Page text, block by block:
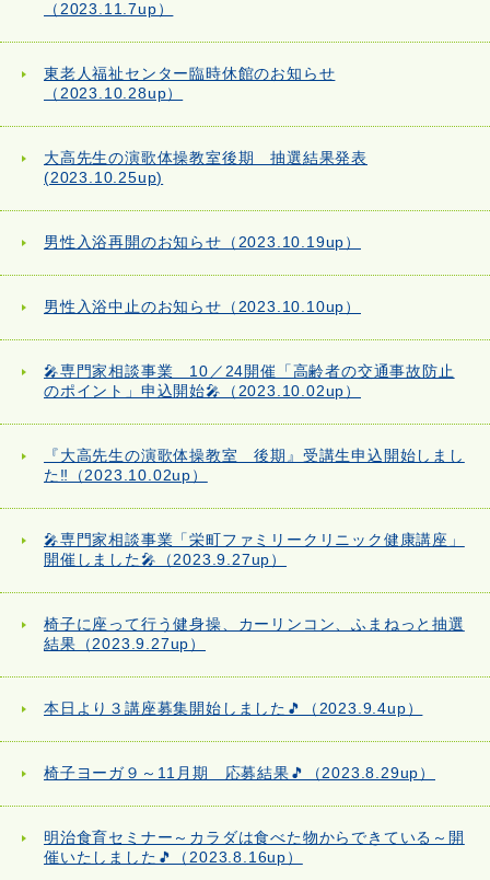
（2023.11.7up）
東老人福祉センター臨時休館のお知らせ
（2023.10.28up）
大高先生の演歌体操教室後期 抽選結果発表
(2023.10.25up)
男性入浴再開のお知らせ（2023.10.19up）
男性入浴中止のお知らせ（2023.10.10up）
🎤専門家相談事業 10／24開催「高齢者の交通事故防止
のポイント」申込開始🎤（2023.10.02up）
『大高先生の演歌体操教室 後期』受講生申込開始しまし
た‼（2023.10.02up）
🎤専門家相談事業「栄町ファミリークリニック健康講座」
開催しました🎤（2023.9.27up）
椅子に座って行う健身操、カーリンコン、ふまねっと抽選
結果（2023.9.27up）
本日より３講座募集開始しました🎵（2023.9.4up）
椅子ヨーガ９～11月期 応募結果🎵（2023.8.29up）
明治食育セミナー～カラダは食べた物からできている～開
催いたしました🎵（2023.8.16up）